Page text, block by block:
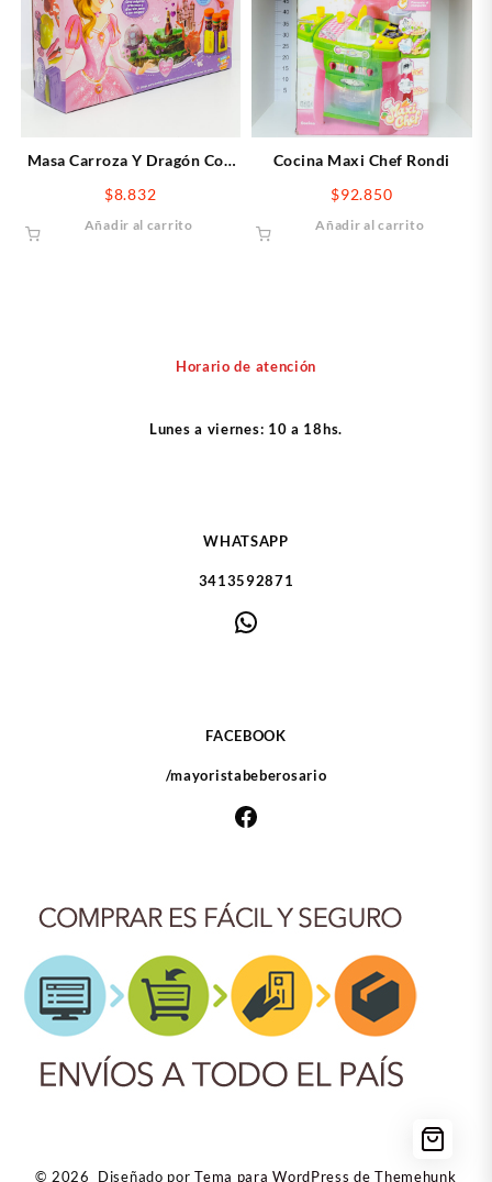
Masa Carroza Y Dragón Con
$8.832
Añadir al carrito
Cocina Maxi Chef Rondi
$92.850
Añadir al carrito
Horario de atención
Lunes a viernes: 10 a 18hs.
WHATSAPP
3413592871
WhatsApp
FACEBOOK
/mayoristabeberosario
Facebook
© 2026 Diseñado por Tema para WordPress de Themehunk